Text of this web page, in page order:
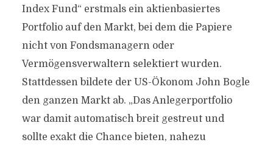
Index Fund“ erstmals ein aktienbasiertes
Portfolio auf den Markt, bei dem die Papiere
nicht von Fondsmanagern oder
Vermögensverwaltern selektiert wurden.
Stattdessen bildete der US-Ökonom John Bogle
den ganzen Markt ab. „Das Anlegerportfolio
war damit automatisch breit gestreut und
sollte exakt die Chance bieten, nahezu